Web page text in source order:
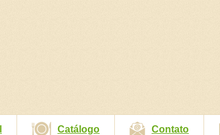
Catálogo Contato